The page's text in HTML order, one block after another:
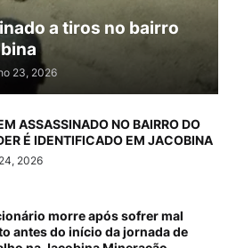
a tiros no bairro
23, 2026
ASSASSINADO NO BAIRRO DO
É IDENTIFICADO EM JACOBINA
2026
morre após sofrer mal
antes do início da jornada de